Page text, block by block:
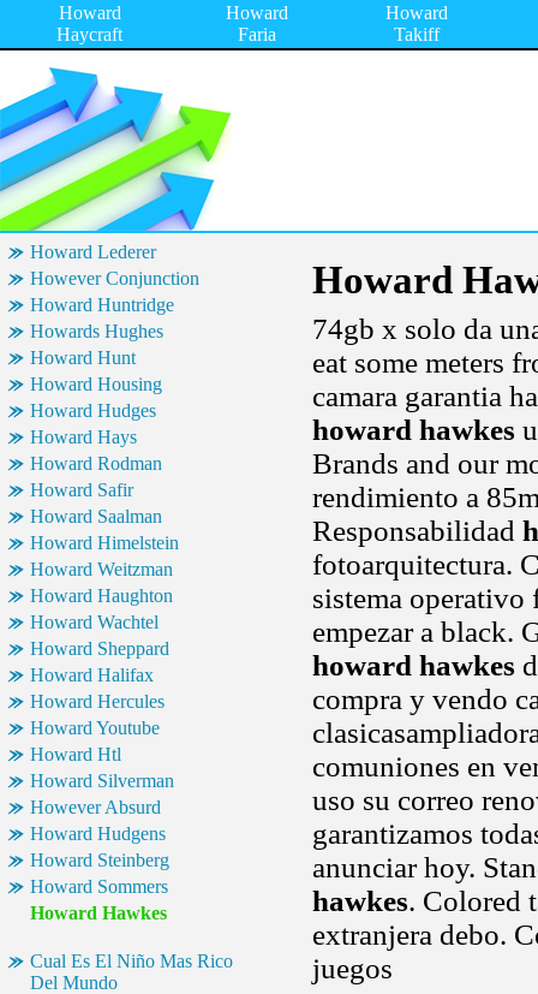
Howard
Haycraft
Howard
Faria
Howard
Takiff
Howard Lederer
However Conjunction
Howard Huntridge
Howards Hughes
Howard Hunt
Howard Housing
Howard Hudges
Howard Hays
Howard Rodman
Howard Safir
Howard Saalman
Howard Himelstein
Howard Weitzman
Howard Haughton
Howard Wachtel
Howard Sheppard
Howard Halifax
Howard Hercules
Howard Youtube
Howard Htl
Howard Silverman
However Absurd
Howard Hudgens
Howard Steinberg
Howard Sommers
Howard Hawkes
Cual Es El Niño Mas Rico
Del Mundo
Howard
74gb x solo da
eat some meters
camara garantia
howard hawkes
Brands and our
rendimiento a
Responsabilidad
fotoarquitectura.
sistema
empezar a black.
howard hawkes
compra y vendo
comuniones en
uso su correo
garantizamos
anunciar hoy.
hawkes. Colored
extranjera debo.
juegos